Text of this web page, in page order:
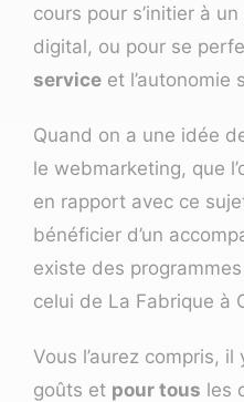
cours pour s’initier à
digital, ou pour se
service et l’autonomie
Quand on a une idée
le webmarketing, que
en rapport avec ce
bénéficier d’un
existe des
celui de La Fabrique à
Vous l’aurez compris,
goûts et pour tous les